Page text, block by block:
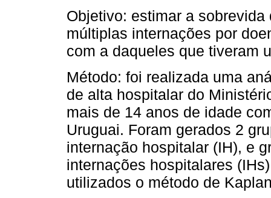
Objetivo: estimar a
múltiplas internações por
com a daqueles que tiveram
Método: foi realizada uma
de alta hospitalar do
mais de 14 anos de idade
Uruguai. Foram gerados 2
internação hospitalar (IH), e
internações hospitalares
utilizados o método de